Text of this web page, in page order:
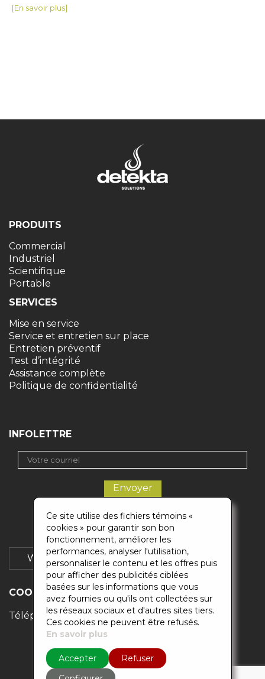
[En savoir plus]
PRODUITS
Commercial
Industriel
Scientifique
Portable
SERVICES
Mise en service
Service et entretien sur place
Entretien préventif
Test d’intégrité
Assistance complète
Politique de confidentialité
INFOLETTRE
Wikigaz Soumission
COORDONNÉES
Téléphones :514-500-0883 / 418-871-6829
Ce site utilise des fichiers témoins «
cookies » pour garantir son bon
fonctionnement, améliorer les
performances, analyser l'utilisation,
personnaliser le contenu et les offres puis
pour afficher des publicités ciblées
basées sur les informations que vous
avez fournies ou qu'ils ont collectées sur
les réseaux sociaux et d'autres sites tiers.
Ces cookies ne peuvent être refusés.
En savoir plus
Accepter
Refuser